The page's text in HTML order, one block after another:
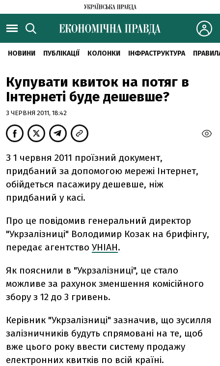
НОВИНИ ПУБЛІКАЦІЇ КОЛОНКИ ІНФРАСТРУКТУРА
Купувати квиток на потяг в
Інтернеті буде дешевше?
3 ЧЕРВНЯ 2011, 18:42
З 1 червня 2011 проїзний документ,
придбаний за допомогою мережі Інтернет,
обійдеться пасажиру дешевше, ніж
придбаний у касі.
Про це повідомив генеральний директор
"Укрзалізниці" Володимир Козак на брифінгу,
передає агентство УНІАН.
Як пояснили в "Укрзалізниці", це стало
можливе за рахунок зменшення комісійного
збору з 12 до 3 гривень.
Керівник "Укрзалізниці" зазначив, що зусилля
залізничників будуть спрямовані на те, щоб
вже цього року ввести систему продажу
електронних квитків по всій країні.